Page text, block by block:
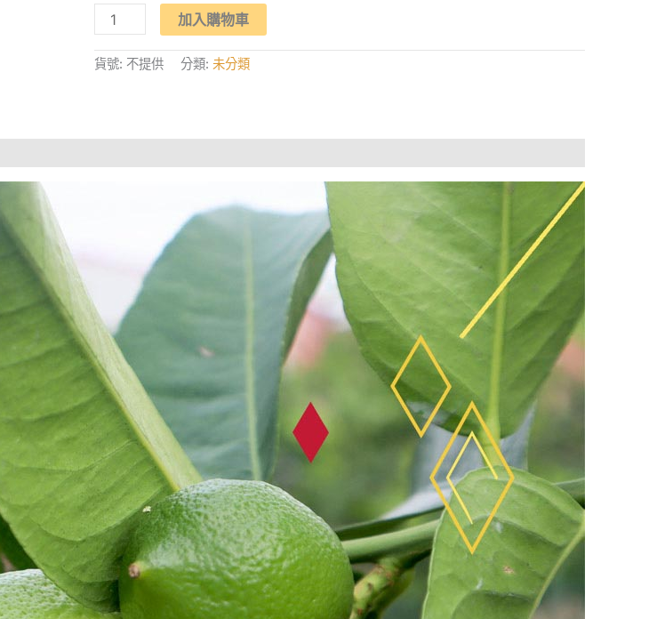
【誠
檬】
屏
東
卡
檬」
加入購物車
貨號: 不提供 分類: 未分類